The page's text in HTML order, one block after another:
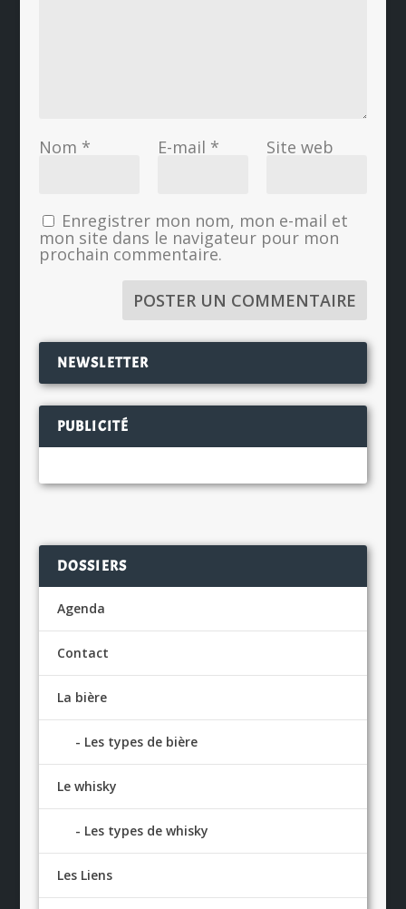
Nom * E-mail * Site web
Enregistrer mon nom, mon e-mail et
mon site dans le navigateur pour mon
prochain commentaire.
NEWSLETTER
PUBLICITÉ
DOSSIERS
Agenda
Contact
La bière
Les types de bière
Le whisky
Les types de whisky
Les Liens